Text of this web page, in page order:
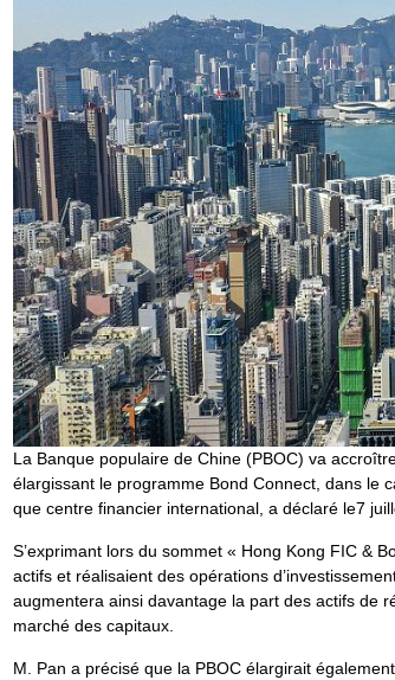
La Banque populaire de Chine (PBOC) va
élargissant le programme Bond Connect, dans le
que centre financier international, a déclaré le7
S’exprimant lors du sommet « Hong Kong FIC &
actifs et réalisaient des opérations
augmentera ainsi davantage la part des actifs de
marché des capitaux.
M. Pan a précisé que la PBOC élargirait